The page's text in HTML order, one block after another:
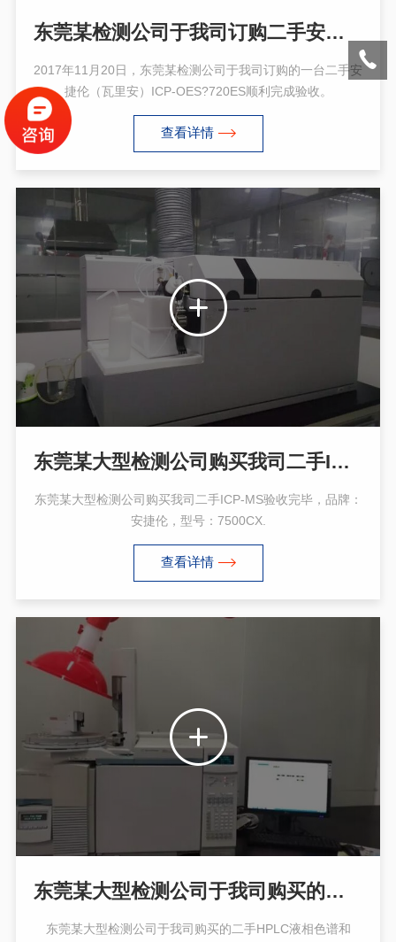
东莞某检测公司于我司订购二手安捷伦（瓦里安）ICP-OES 720ES
2017年11月20日，东莞某检测公司于我司订购的一台二手安
捷伦（瓦里安）ICP-OES?720ES顺利完成验收。
查看详情
东莞某大型检测公司购买我司二手ICP-MS 7500CX
东莞某大型检测公司购买我司二手ICP-MS验收完毕，品牌：
安捷伦，型号：7500CX.
查看详情
东莞某大型检测公司于我司购买的二手HPLC液相色谱和GCMS
东莞某大型检测公司于我司购买的二手HPLC液相色谱和